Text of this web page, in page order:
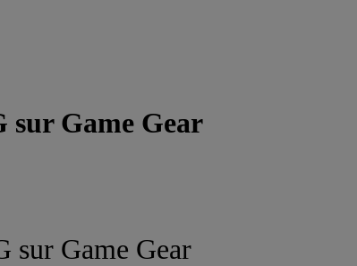
sur Game Gear
sur Game Gear